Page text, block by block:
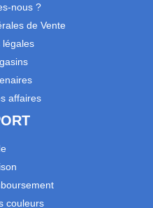
nous ?
de Vente
légales
affaires
couleurs